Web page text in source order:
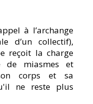
à l’archange
d’un collectif),
reçoit la charge
de miasmes et
corps et sa
ne reste plus